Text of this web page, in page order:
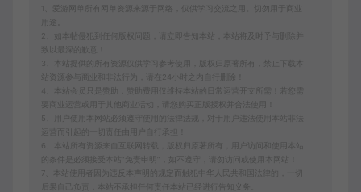
1、爱游网单所有网单资源来源于网络，仅供学习交流之用。切勿用于商业
2、如本帖侵犯到任何版权问题，请立即告知本站，本站将及时予与删除并
致以最深的歉意！
3、本站提供的所有资源仅供学习参考使用，版权归原著所有，禁止下载本
站资源参与商业和非法行为，请在24小时之内自行删除！
4、本站会员只是赞助，赞助费用仅维持本站的日常运营开支所需！若您需
要商业运营或用于其他商业活动，请您购买正版授权并合法使用！
5、用户使用本网站必须遵守使用的法律法规，对于用户违法使用本站非法
6、本站所有资源来自互联网转载，版权归原著所有，用户访问和使用本站
的条件是必须接受本站“免责申明”，如不遵守，请勿访问或使用本网站！
7、本站使用者因为违反本声明的规定而触犯中华人民共和国法律的，一切
后果自己负责，本站不承担任何责任本站已经进行告知义务。